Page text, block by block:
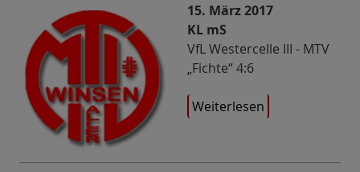
15. März 2017
KL mS
VfL Westercelle III - MTV
„Fichte“ 4:6
Weiterlesen